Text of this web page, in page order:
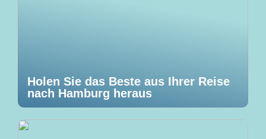
Holen Sie das Beste aus Ihrer Reise
nach Hamburg heraus